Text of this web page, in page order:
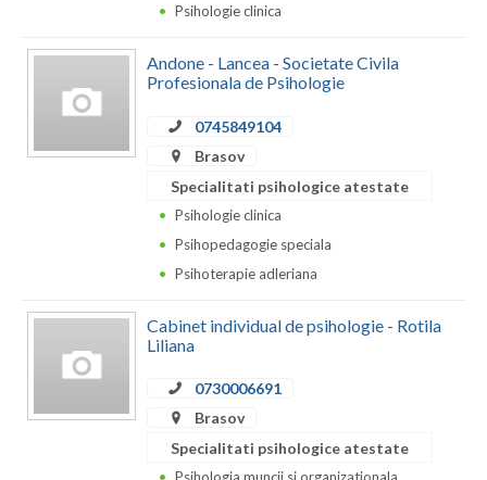
Psihologie clinica
Andone - Lancea - Societate Civila
Profesionala de Psihologie
0745849104
Brasov
Specialitati psihologice atestate
Psihologie clinica
Psihopedagogie speciala
Psihoterapie adleriana
Cabinet individual de psihologie - Rotila
Liliana
0730006691
Brasov
Specialitati psihologice atestate